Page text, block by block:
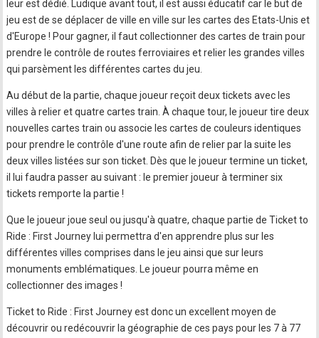
leur est dédié. Ludique avant tout, il est aussi éducatif car le but de
jeu est de se déplacer de ville en ville sur les cartes des Etats-Unis et
d'Europe ! Pour gagner, il faut collectionner des cartes de train pour
prendre le contrôle de routes ferroviaires et relier les grandes villes
qui parsèment les différentes cartes du jeu.
Au début de la partie, chaque joueur reçoit deux tickets avec les
villes à relier et quatre cartes train. À chaque tour, le joueur tire deux
nouvelles cartes train ou associe les cartes de couleurs identiques
pour prendre le contrôle d'une route afin de relier par la suite les
deux villes listées sur son ticket. Dès que le joueur termine un ticket,
il lui faudra passer au suivant : le premier joueur à terminer six
tickets remporte la partie !
Que le joueur joue seul ou jusqu'à quatre, chaque partie de Ticket to
Ride : First Journey lui permettra d'en apprendre plus sur les
différentes villes comprises dans le jeu ainsi que sur leurs
monuments emblématiques. Le joueur pourra même en
collectionner des images !
Ticket to Ride : First Journey est donc un excellent moyen de
découvrir ou redécouvrir la géographie de ces pays pour les 7 à 77